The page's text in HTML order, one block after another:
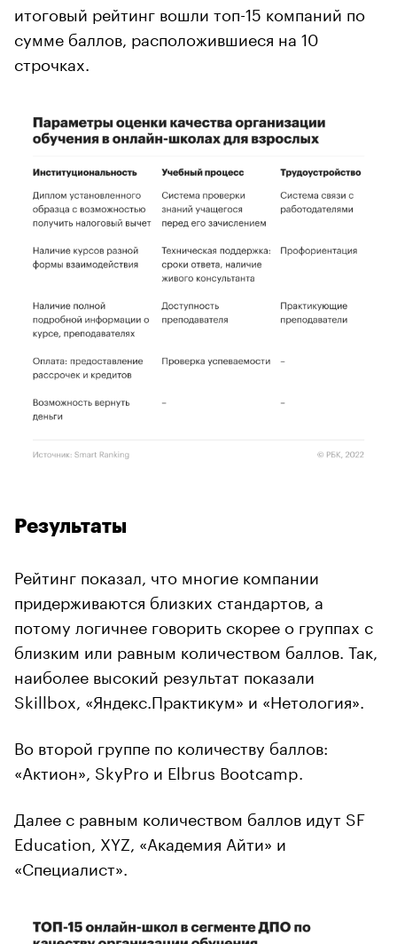
итоговый рейтинг вошли топ-15 компаний по
сумме баллов, расположившиеся на 10
строчках.
Результаты
Рейтинг показал, что многие компании
придерживаются близких стандартов, а
потому логичнее говорить скорее о группах с
близким или равным количеством баллов. Так,
наиболее высокий результат показали
Skillbox, «Яндекс.Практикум» и «Нетология».
Во второй группе по количеству баллов:
«Актион», SkyPro и Elbrus Bootcamp.
Далее с равным количеством баллов идут SF
Education, XYZ, «Академия Айти» и
«Специалист».